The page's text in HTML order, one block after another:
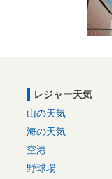
レジャー天気
山の天気
海の天気
空港
野球場